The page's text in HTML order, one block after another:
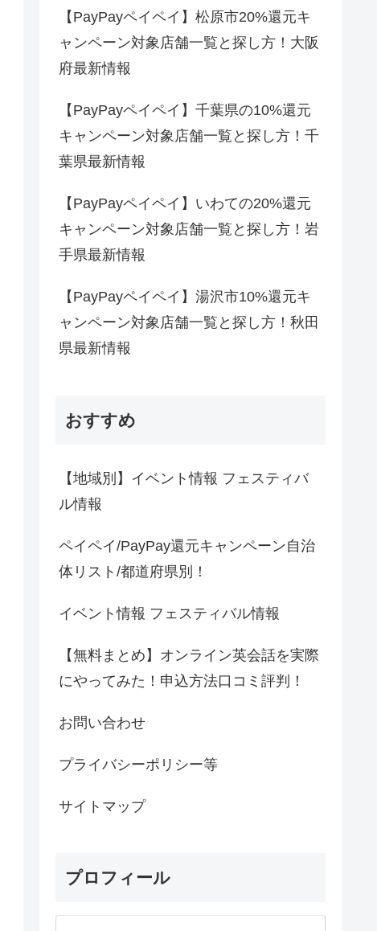
【PayPayペイペイ】松原市20%還元キ
ャンペーン対象店舗一覧と探し方！大阪
府最新情報
【PayPayペイペイ】千葉県の10%還元
キャンペーン対象店舗一覧と探し方！千
葉県最新情報
【PayPayペイペイ】いわての20%還元
キャンペーン対象店舗一覧と探し方！岩
手県最新情報
【PayPayペイペイ】湯沢市10%還元キ
ャンペーン対象店舗一覧と探し方！秋田
県最新情報
おすすめ
【地域別】イベント情報 フェスティバ
ル情報
ペイペイ/PayPay還元キャンペーン自治
体リスト/都道府県別！
イベント情報 フェスティバル情報
【無料まとめ】オンライン英会話を実際
にやってみた！申込方法口コミ評判！
お問い合わせ
プライバシーポリシー等
サイトマップ
プロフィール